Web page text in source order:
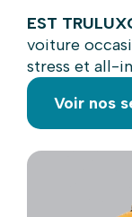
EST
voiture
stress et all-
Voir nos